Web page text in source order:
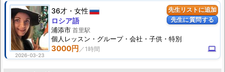
先生リストに追加
先生に質問する
2026-03-23
36才 女性
3000円 computer
ロシア語
浦添市 首里駅
個人 レッスン ・グループ・会社・子供・特別